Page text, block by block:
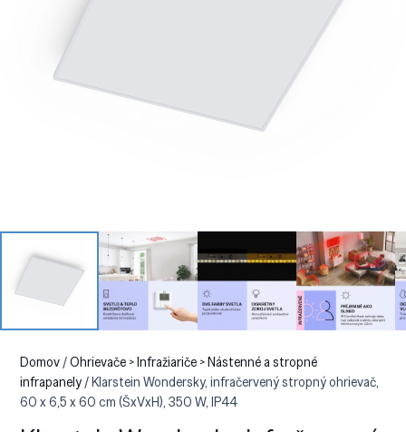
Domov/Ohrievače > Infražiariče > Nástenné a stropné
infrapanely/ Klarstein Wondersky, infračervený stropný ohrievač,
60 x 6,5 x 60 cm (ŠxVxH), 350 W, IP44